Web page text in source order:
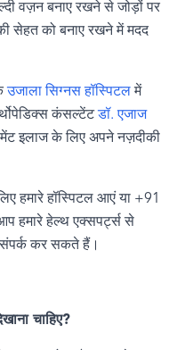
वज़न बनाए रखने से जोड़ों पर
सेहत को बनाए रखने में मदद
उजाला सिग्नस हॉस्पिटलमें
कंसल्टेंटडॉ. एजाज
इलाज के लिए अपने नज़दीकी
हमारे हॉस्पिटल आएं या +91
हमारे हेल्थ एक्सपर्ट्स से
कर सकते हैं।
चाहिए?